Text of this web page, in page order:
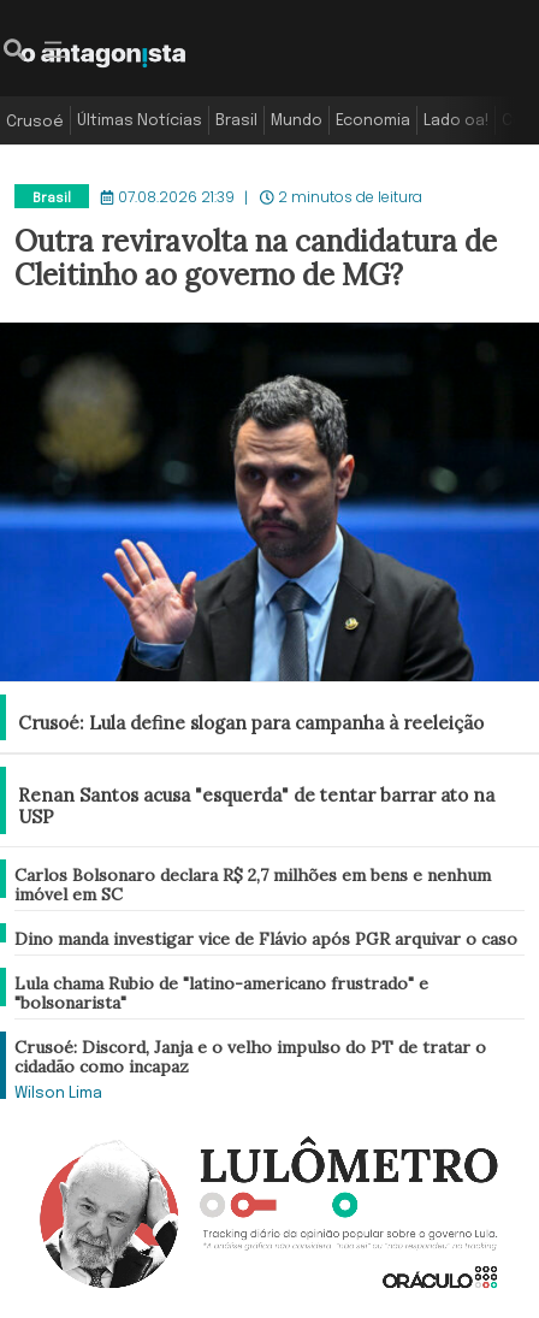
Crusoé Últimas Notícias Brasil Mundo Economia Lado oa!
Brasil 07.08.2026 21:39 2 minutos de leitura
Outra reviravolta na candidatura de
Cleitinho ao governo de MG?
Crusoé: Lula define slogan para campanha à reeleição
Renan Santos acusa "esquerda" de tentar barrar ato na
USP
Brasil
Carlos Bolsonaro declara R$ 2,7 milhões em bens e nenhum
imóvel em SC
Brasil
Dino manda investigar vice de Flávio após PGR arquivar o caso
Brasil
Lula chama Rubio de "latino-americano frustrado" e
"bolsonarista"
Análise
Crusoé: Discord, Janja e o velho impulso do PT de tratar o
cidadão como incapaz
Wilson Lima